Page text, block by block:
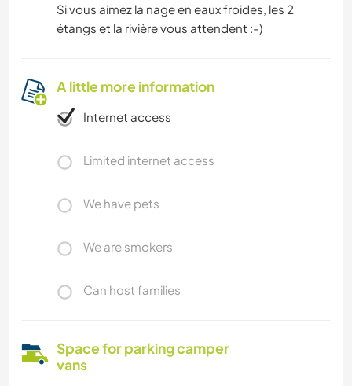
Si vous aimez la nage en eaux froides, les 2
étangs et la rivière vous attendent :-)
A little more information
Internet access
Limited internet access
We have pets
We are smokers
Can host families
Space for parking camper
vans